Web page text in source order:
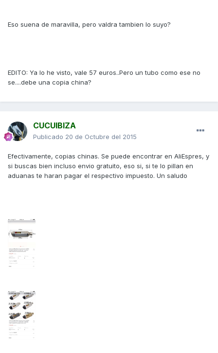
Eso suena de maravilla, pero valdra tambien lo suyo?
EDITO: Ya lo he visto, vale 57 euros..Pero un tubo como ese no
se....debe una copia china?
CUCUIBIZA
Publicado 20 de Octubre del 2015
Efectivamente, copias chinas. Se puede encontrar en AliEspres, y
si buscas bien incluso envio gratuito, eso si, si te lo pillan en
aduanas te haran pagar el respectivo impuesto. Un saludo